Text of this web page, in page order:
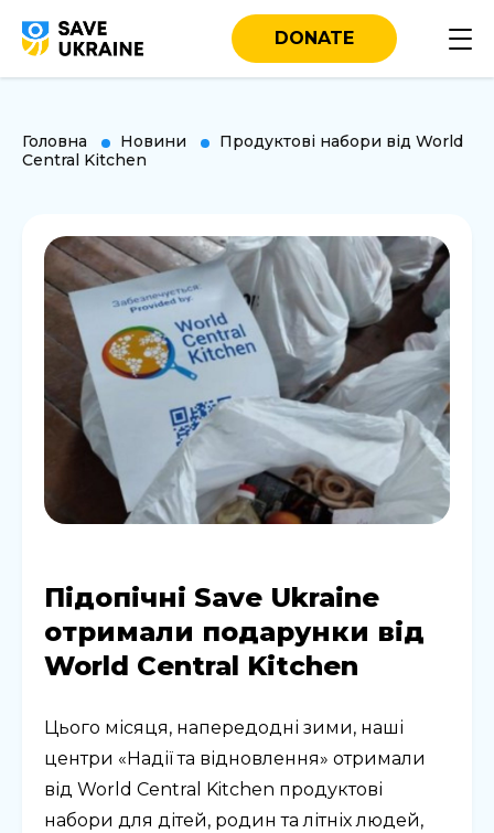
DONATE
Головна Новини
Продуктові набори від World
Central Kitchen
Підопічні Save Ukraine
отримали подарунки від
World Central Kitchen
Цього місяця, напередодні зими, наші
центри «Надії та відновлення» отримали
від World Central Kitchen продуктові
набори для дітей, родин та літніх людей,